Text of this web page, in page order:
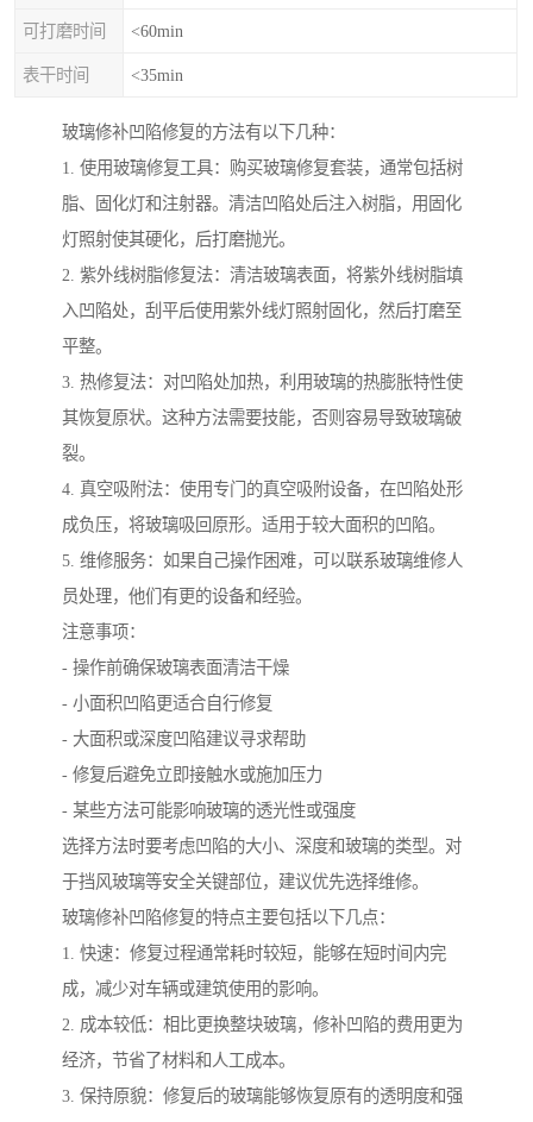
可打磨时间 <60min
表干时间 <35min
玻璃修补凹陷修复的方法有以下几种：
1. 使用玻璃修复工具：购买玻璃修复套装，通常包括树
脂、固化灯和注射器。清洁凹陷处后注入树脂，用固化
灯照射使其硬化，后打磨抛光。
2. 紫外线树脂修复法：清洁玻璃表面，将紫外线树脂填
入凹陷处，刮平后使用紫外线灯照射固化，然后打磨至
平整。
3. 热修复法：对凹陷处加热，利用玻璃的热膨胀特性使
其恢复原状。这种方法需要技能，否则容易导致玻璃破
裂。
4. 真空吸附法：使用专门的真空吸附设备，在凹陷处形
成负压，将玻璃吸回原形。适用于较大面积的凹陷。
5. 维修服务：如果自己操作困难，可以联系玻璃维修人
员处理，他们有更的设备和经验。
注意事项：
- 操作前确保玻璃表面清洁干燥
- 小面积凹陷更适合自行修复
- 大面积或深度凹陷建议寻求帮助
- 修复后避免立即接触水或施加压力
- 某些方法可能影响玻璃的透光性或强度
选择方法时要考虑凹陷的大小、深度和玻璃的类型。对
于挡风玻璃等安全关键部位，建议优先选择维修。
玻璃修补凹陷修复的特点主要包括以下几点：
1. 快速：修复过程通常耗时较短，能够在短时间内完
成，减少对车辆或建筑使用的影响。
2. 成本较低：相比更换整块玻璃，修补凹陷的费用更为
经济，节省了材料和人工成本。
3. 保持原貌：修复后的玻璃能够恢复原有的透明度和强